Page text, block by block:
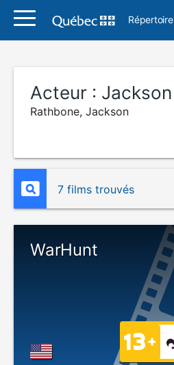
Acteur :
Rathbone, Jackson
7 films trouvés
WarHunt